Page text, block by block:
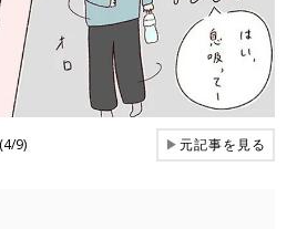
9) ▶元記事を見る